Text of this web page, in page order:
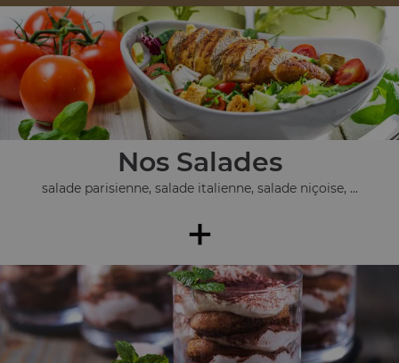
Nos Salades
salade parisienne, salade italienne, salade niçoise, ...
+